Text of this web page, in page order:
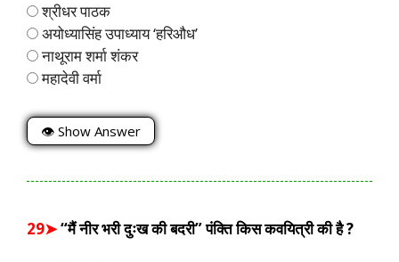
श्रीधर पाठक
अयोध्यासिंह उपाध्याय ‘हरिऔध’
नाथूराम शर्मा शंकर
महादेवी वर्मा
👁 Show Answer
29➤“मैं नीर भरी दुःख की बदरी” पंक्ति किस कवयित्री की है ?